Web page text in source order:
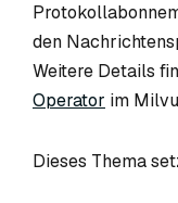
den
Weitere Details
Operator im
Dieses Thema